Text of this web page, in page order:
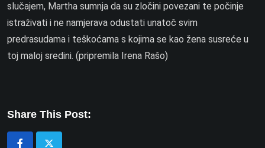
slučajem, Martha sumnja da su zločini povezani te počinje
istraživati i ne namjerava odustati unatoč svim
predrasudama i teškoćama s kojima se kao žena susreće u
toj maloj sredini. (pripremila Irena Rašo)
Share This Post: